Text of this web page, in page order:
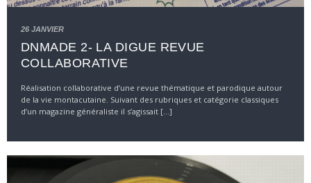
26 JANVIER
DNMADE 2- LA DIGUE REVUE
COLLABORATIVE
Réalisation collaborative d’une revue thématique et parodique autour
de la vie montacutaine. Suivant des rubriques et catégorie classiques
d’un magazine généraliste il s’agissait [...]